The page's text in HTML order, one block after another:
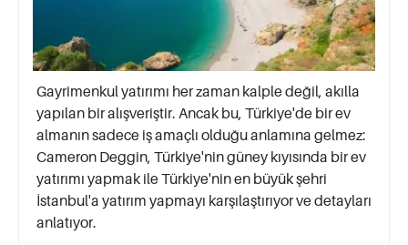
Gayrimenkul yatırımı her zaman kalple değil, akılla
yapılan bir alışveriştir. Ancak bu, Türkiye'de bir ev
almanın sadece iş amaçlı olduğu anlamına gelmez:
Cameron Deggin, Türkiye'nin güney kıyısında bir ev
yatırımı yapmak ile Türkiye'nin en büyük şehri
İstanbul'a yatırım yapmayı karşılaştırıyor ve detayları
anlatıyor.